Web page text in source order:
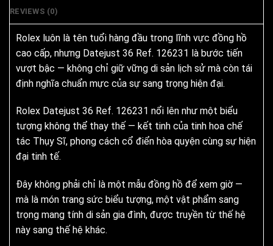
REVIEWS (0)
Rolex luôn là tên tuổi hàng đầu trong lĩnh vực đồng hồ
cao cấp, nhưng Datejust 36 Ref. 126231 là bước tiến
vượt bậc — không chỉ giữ vững di sản lịch sử mà còn tái
định nghĩa chuẩn mực của sự sang trọng hiện đại.
Rolex Datejust 36 Ref. 126231 nổi lên như một biểu
tượng không thể thay thế — kết tinh của tinh hoa chế
tác Thụy Sĩ, phong cách cổ điển hòa quyện cùng sự hiện
đại tinh tế.
Đây không phải chỉ là một mẫu đồng hồ để xem giờ —
mà là món trang sức biểu tượng, một vật phẩm sang
trọng mang tính di sản gia đình, được truyền từ thế hệ
này sang thế hệ khác.